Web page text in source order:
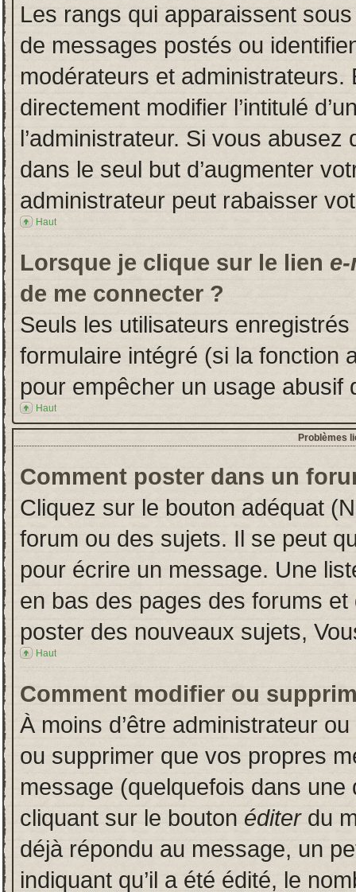
Les rangs qui apparaissent
de messages postés ou
modérateurs et
directement modifier l’intitulé
l’administrateur. Si vous
dans le seul but d’augmenter
administrateur peut rabaisser
Haut
Lorsque je clique sur le lien
de me connecter ?
Seuls les utilisateurs
formulaire intégré (si la fonction
pour empêcher un usage abusif
Haut
Problèmes
Comment poster dans un
Cliquez sur le bouton adéquat
forum ou des sujets. Il se peut
pour écrire un message. Une
en bas des pages des forums
poster des nouveaux sujets,
Haut
Comment modifier ou
À moins d’être administrateur
ou supprimer que vos propres
message (quelquefois dans
cliquant sur le bouton éditerdu
déjà répondu au message, un
indiquant qu’il a été édité, le